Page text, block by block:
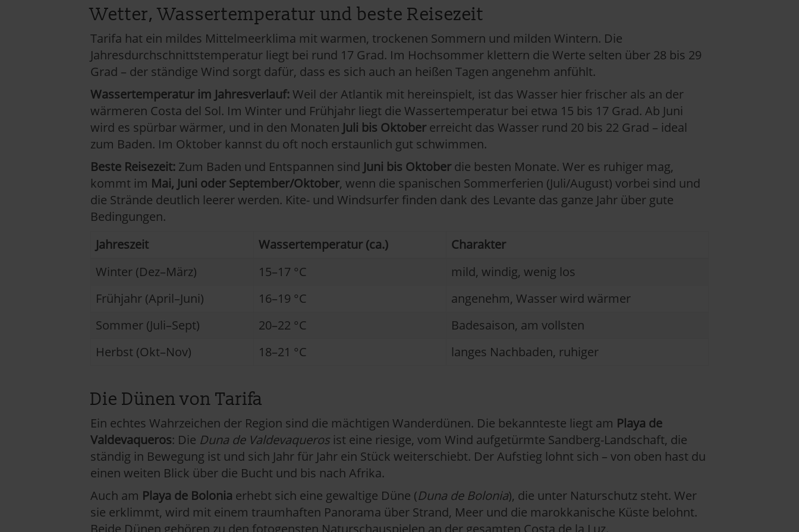
Datenschutzerklärung|Impressum
Wetter, Wassertemperatur und beste Reisezeit
Tarifa hat ein mildes Mittelmeerklima mit warmen, trockenen Sommern und milden Wintern. Die
Jahresdurchschnittstemperatur liegt bei rund 17 Grad. Im Hochsommer klettern die Werte selten über 28 bis 29
Grad – der ständige Wind sorgt dafür, dass es sich auch an heißen Tagen angenehm anfühlt.
Wassertemperatur im Jahresverlauf:Weil der Atlantik mit hereinspielt, ist das Wasser hier frischer als an der
wärmeren Costa del Sol. Im Winter und Frühjahr liegt die Wassertemperatur bei etwa 15 bis 17 Grad. Ab Juni
wird es spürbar wärmer, und in den Monaten Juli bis Oktobererreicht das Wasser rund 20 bis 22 Grad – ideal
zum Baden. Im Oktober kannst du oft noch erstaunlich gut schwimmen.
Beste Reisezeit: Zum Baden und Entspannen sind Juni bis Oktoberdie besten Monate. Wer es ruhiger mag,
kommt im Mai, Juni oder September/Oktober, wenn die spanischen Sommerferien (Juli/August) vorbei sind und
die Strände deutlich leerer werden. Kite- und Windsurfer finden dank des Levante das ganze Jahr über gute
Bedingungen.
Jahreszeit
Wassertemperatur (ca.)
Charakter
Winter (Dez–März)
15–17 °C
mild, windig, wenig los
Frühjahr (April–Juni)
16–19 °C
angenehm, Wasser wird wärmer
Sommer (Juli–Sept)
20–22 °C
Badesaison, am vollsten
Herbst (Okt–Nov)
18–21 °C langes Nachbaden, ruhiger
Die Dünen von Tarifa
Ein echtes Wahrzeichen der Region sind die mächtigen Wanderdünen. Die bekannteste liegt am Playa de
Valdevaqueros: Die Duna de Valdevaqueros ist eine riesige, vom Wind aufgetürmte Sandberg-Landschaft, die
ständig in Bewegung ist und sich Jahr für Jahr ein Stück weiterschiebt. Der Aufstieg lohnt sich – von oben hast du
einen weiten Blick über die Bucht und bis nach Afrika.
Auch am Playa de Bolonia erhebt sich eine gewaltige Düne (Duna de Bolonia), die unter Naturschutz steht. Wer
sie erklimmt, wird mit einem traumhaften Panorama über Strand, Meer und die marokkanische Küste belohnt.
Beide Dünen gehören zu den fotogensten Naturschauspielen an der gesamten Costa de la Luz.